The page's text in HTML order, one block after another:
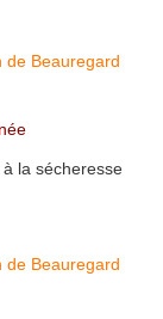
la sécheresse